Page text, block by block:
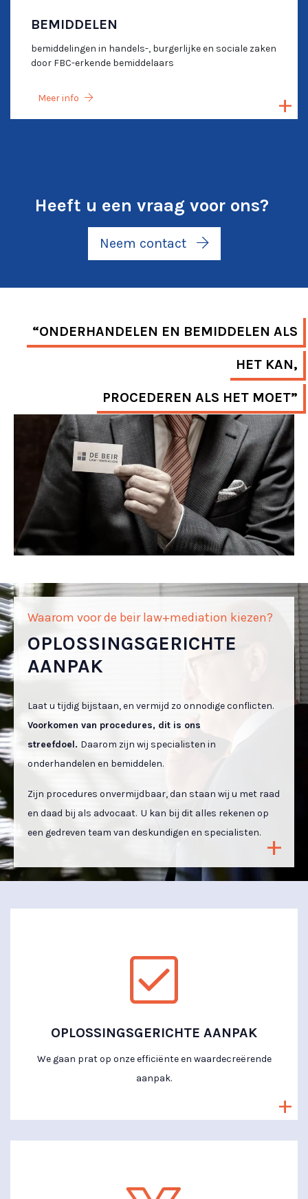
BEMIDDELEN
bemiddelingen in handels-, burgerlijke en sociale zaken
door FBC-erkende bemiddelaars
Meer info
Heeft u een vraag voor ons?
Neem contact
“ONDERHANDELEN EN BEMIDDELEN ALS
HET KAN,
PROCEDEREN ALS HET MOET”
Waarom voor de beir law+mediation kiezen?
OPLOSSINGS­GERICHTE
AANPAK
Laat u tijdig bijstaan, en vermijd zo onnodige conflicten.
Voorkomen van procedures, dit is ons
streefdoel. Daarom zijn wij specialisten in
onderhandelen en bemiddelen.
Zijn procedures onvermijdbaar, dan staan wij u met raad
en daad bij als advocaat. U kan bij dit alles rekenen op
een gedreven team van deskundigen en specialisten.
OPLOSSINGS­GERICHTE AANPAK
We gaan prat op onze efficiënte en waardecreërende
aanpak.